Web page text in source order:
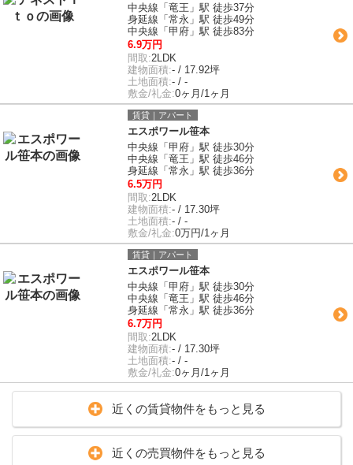
中央線「竜王」駅 徒歩37分
身延線「常永」駅 徒歩49分
中央線「甲府」駅 徒歩83分
6.9万円
間取:2LDK
建物面積:- / 17.92坪
土地面積:- / -
敷金/礼金:0ヶ月/1ヶ月
賃貸｜アパート
エスポワール笹本
中央線「甲府」駅 徒歩30分
中央線「竜王」駅 徒歩46分
身延線「常永」駅 徒歩36分
6.5万円
間取:2LDK
建物面積:- / 17.30坪
土地面積:- / -
敷金/礼金:0万円/1ヶ月
賃貸｜アパート
エスポワール笹本
中央線「甲府」駅 徒歩30分
中央線「竜王」駅 徒歩46分
身延線「常永」駅 徒歩36分
6.7万円
間取:2LDK
建物面積:- / 17.30坪
土地面積:- / -
敷金/礼金:0ヶ月/1ヶ月
近くの賃貸物件をもっと見る
近くの売買物件をもっと見る